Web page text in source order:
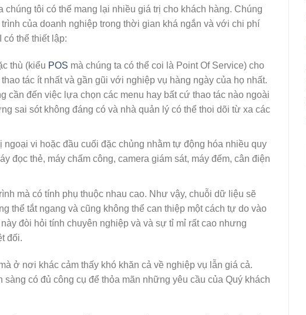
tôi có thể mang lại nhiều giá trị cho khách hàng. Chúng
của doanh nghiệp trong thời gian khá ngắn và với chi phí
thể thiết lập:
thù (kiểu POS mà chúng ta có thể coi là Point Of Service) cho
tác ít nhất và gần gũi với nghiệp vụ hàng ngày của họ nhất.
cần đến việc lựa chọn các menu hay bất cứ thao tác nào ngoài
sai sót không đáng có và nhà quản lý có thể thoi dõi từ xa các
vi hoặc đầu cuối đặc chủng nhằm tự động hóa nhiều quy
đọc thẻ, máy chấm công, camera giám sát, máy đếm, cân điện
mà có tính phụ thuộc nhau cao. Như vậy, chuỗi dữ liệu sẽ
thể tắt ngang và cũng không thể can thiệp một cách tự do vào
đòi hỏi tính chuyên nghiệp và và sự tỉ mỉ rất cao nhưng
đối.
ở nơi khác cảm thấy khó khăn cả về nghiệp vụ lẫn giá cả.
có đủ công cụ để thỏa mãn những yêu cầu của Quý khách